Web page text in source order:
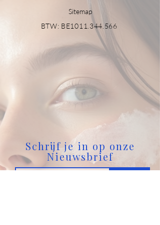
Sitemap
BTW: BE1011.344.566
Schrijf je in op onze
Nieuwsbrief
Join